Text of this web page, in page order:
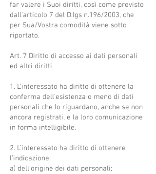
far valere i Suoi diritti, così come previsto
dall’articolo 7 del D.lgs n.196/2003, che
per Sua/Vostra comodità viene sotto
riportato.
Art. 7 Diritto di accesso ai dati personali
ed altri diritti
1. L'interessato ha diritto di ottenere la
conferma dell'esistenza o meno di dati
personali che lo riguardano, anche se non
ancora registrati, e la loro comunicazione
in forma intelligibile.
2. L’interessato ha diritto di ottenere
l’indicazione:
a) dell’origine dei dati personali;